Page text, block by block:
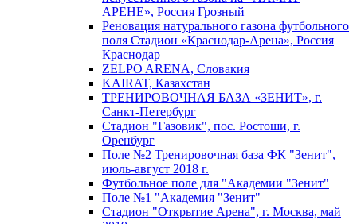
АРЕНЕ», Россия Грозный
Реновация натурального газона футбольного
поля Стадион «Краснодар-Арена», Россия
Краснодар
ZELPO ARENA, Словакия
KAIRAT, Казахстан
ТРЕНИРОВОЧНАЯ БАЗА «ЗЕНИТ», г.
Санкт-Петербург
Стадион "Газовик", пос. Ростоши, г.
Оренбург
Поле №2 Тренировочная база ФК "Зенит",
июль-август 2018 г.
Футбольное поле для "Академии "Зенит"
Поле №1 "Академия "Зенит"
Стадион "Открытие Арена", г. Москва, май